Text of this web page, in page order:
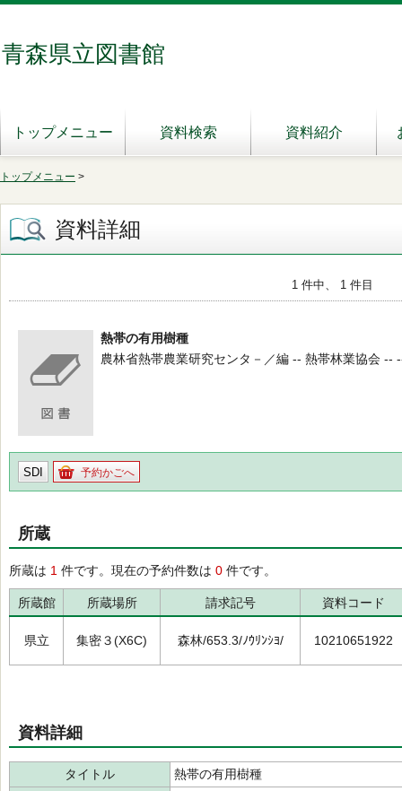
青森県立図書館
トップメニュー 資料検索 資料紹介
トップメニュー >
資料詳細
1 件中、 1 件目
熱帯の有用樹種
農林省熱帯農業研究センタ－／編 -- 熱帯林業協会 --
SDI 予約かごへ
所蔵
所蔵は 1 件です。現在の予約件数は 0 件です。
所蔵館 所蔵場所 請求記号 資料コード
県立 集密３(X6C) 森林/653.3/ﾉｳﾘﾝｼﾖ/ 10210651922
資料詳細
タイトル
熱帯の有用樹種